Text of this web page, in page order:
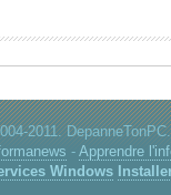
2011.
- Apprendre
Windows